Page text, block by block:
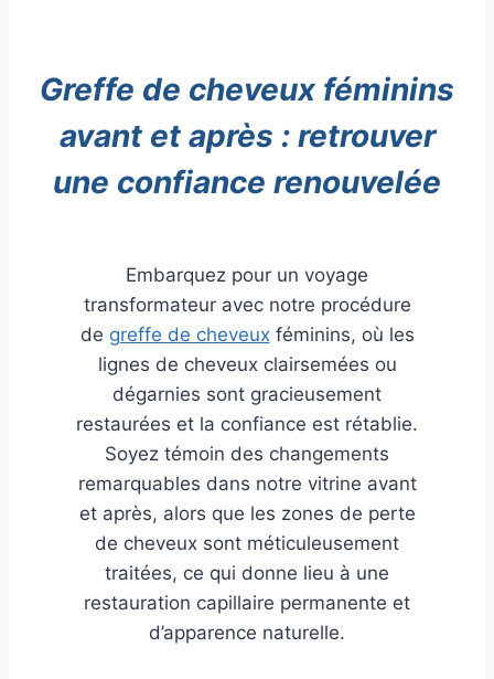
Greffe de cheveux féminins
avant et après : retrouver
une confiance renouvelée
Embarquez pour un voyage
transformateur avec notre procédure
de greffe de cheveuxféminins, où les
lignes de cheveux clairsemées ou
dégarnies sont gracieusement
restaurées et la confiance est rétablie.
Soyez témoin des changements
remarquables dans notre vitrine avant
et après, alors que les zones de perte
de cheveux sont méticuleusement
traitées, ce qui donne lieu à une
restauration capillaire permanente et
d’apparence naturelle.